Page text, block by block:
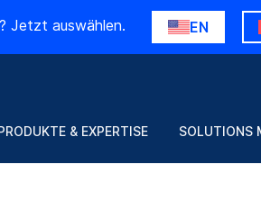
Jetzt auswählen. EN
& EXPERTISE SOLUTIONS